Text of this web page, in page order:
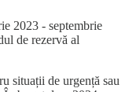
2023 - septembrie
de rezervă al
situații de urgență sau